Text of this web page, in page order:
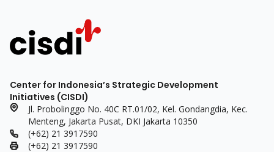
Center for Indonesia’s Strategic Development
Initiatives (CISDI)
Jl. Probolinggo No. 40C RT.01/02, Kel. Gondangdia, Kec.
Menteng, Jakarta Pusat, DKI Jakarta 10350
(+62) 21 3917590
(+62) 21 3917590